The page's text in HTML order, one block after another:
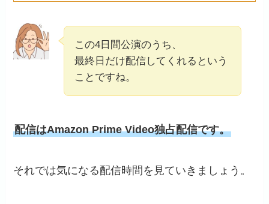
この4日間公演のうち、
最終日だけ配信してくれるという
ことですね。
配信はAmazon Prime Video独占配信です。
それでは気になる配信時間を見ていきましょう。